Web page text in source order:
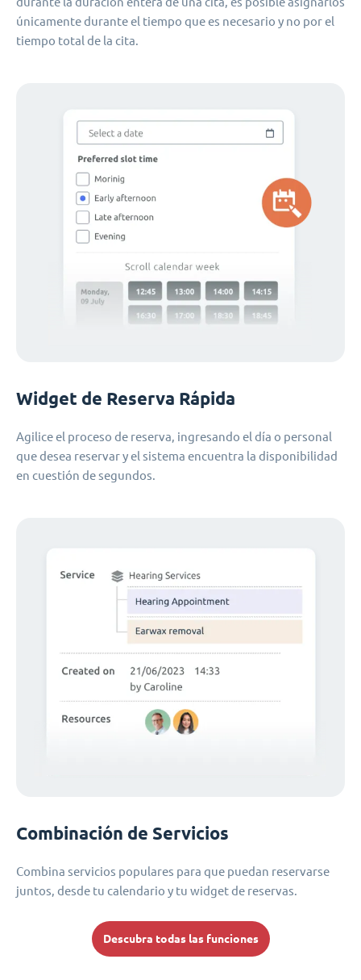
únicamente durante el tiempo que es necesario y no por el
tiempo total de la cita.
Widget de Reserva Rápida
Agilice el proceso de reserva, ingresando el día o personal
que desea reservar y el sistema encuentra la disponibilidad
en cuestión de segundos.
Combinación de Servicios
Combina servicios populares para que puedan reservarse
juntos, desde tu calendario y tu widget de reservas.
Descubra todas las funciones